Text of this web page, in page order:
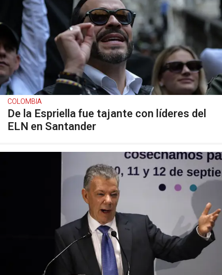
COLOMBIA
De la Espriella fue tajante con líderes del
ELN en Santander